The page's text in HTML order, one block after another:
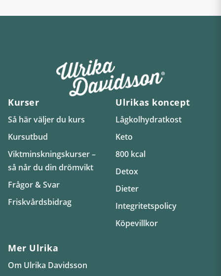
Kurser
Så här väljer du kurs
Kursutbud
Viktminskningskurser –
så når du din drömvikt
Frågor & Svar
Friskvårdsbidrag
Ulrikas koncept
Lågkolhydratkost
Keto
800 kcal
Detox
Dieter
Integritetspolicy
Köpevillkor
Mer Ulrika
Om Ulrika Davidsson